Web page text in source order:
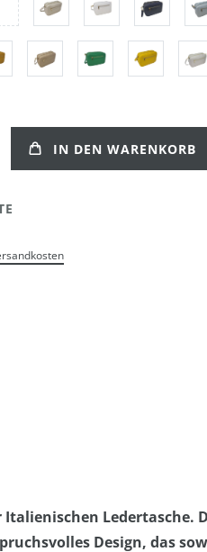
IN DEN WARENKORB
Ledertasche.
Design, das